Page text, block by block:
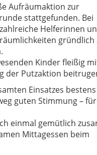
Aufräumaktion zur
stattgefunden. Bei
Helferinnen
gründlich
Kinder fleißig
der Putzaktion
Einsatzes bestens
guten Stimmung –
einmal gemütlich
Mittagessen beim